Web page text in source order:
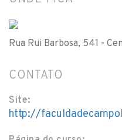
Rua Rui Barbosa, 541 -
CONTATO
Site:
http://